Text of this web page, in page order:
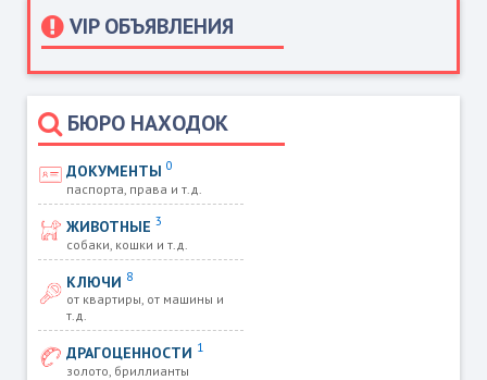
VIP ОБЪЯВЛЕНИЯ
БЮРО НАХОДОК
ДОКУМЕНТЫ0
паспорта, права и т.д.
ЖИВОТНЫЕ3
собаки, кошки и т.д.
КЛЮЧИ 8
от квартиры, от машины и
т.д.
ДРАГОЦЕННОСТИ 1
золото, бриллианты